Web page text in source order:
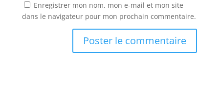
Enregistrer mon nom, mon e-mail et mon site
dans le navigateur pour mon prochain commentaire.